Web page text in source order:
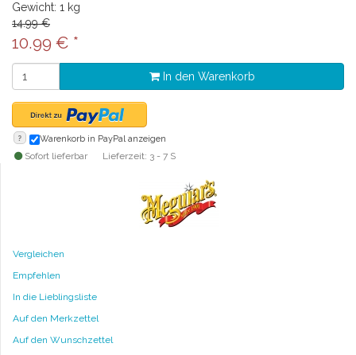
Gewicht: 1 kg
14.99 €
10.99 € *
In den Warenkorb
? Warenkorb in PayPal anzeigen
Sofort lieferbar Lieferzeit: 3 - 7 S
Vergleichen
Empfehlen
In die Lieblingsliste
Auf den Merkzettel
Auf den Wunschzettel